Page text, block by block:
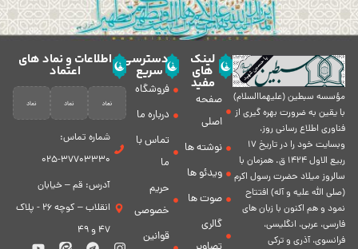
مؤسسه سبطين (عليهماالسلام)
با يقين به ضرورت بهره گیرى از
فناورى اطلاع رسانى روز،
وبسایت خود را در تاريخ 17
ربيع الاول 1424 ق. همزمان با
سالروز ميلاد حضرت رسول اكرم
(صلی الله علیه و آله) افتتاح
نمود و هم اكنون با زبان های
فارسی، عربى، انگلیسی،
فرانسوی، آذری و ترکی
لینک
های
مفید
صفحه
اصلی
نوشته ها
ویدئو ها
صوت ها
گالری
دسترسی
سریع
فروشگاه
درباره ما
تماس با
ما
حریم
خصوصی
قوانین
اطلاعات و نماد های
اعتماد
شماره تماس:
37703330-025
آدرس: قم – خیابان
انقلاب – کوچه 26 - پلاک
47 و 49